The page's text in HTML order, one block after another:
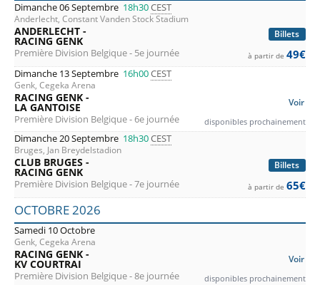
Dimanche 06 Septembre 18h30CEST
Anderlecht, Constant Vanden Stock Stadium
Billets
ANDERLECHT -
RACING GENK
Première Division Belgique - 5e journée à partir de 49€
Dimanche 13 Septembre 16h00CEST
Genk, Cegeka Arena
Voir
RACING GENK -
LA GANTOISE
Première Division Belgique - 6e journée disponibles prochainement
Dimanche 20 Septembre 18h30CEST
Bruges, Jan Breydelstadion
Billets
CLUB BRUGES -
RACING GENK
Première Division Belgique - 7e journée à partir de 65€
OCTOBRE 2026
Samedi 10 Octobre
Genk, Cegeka Arena
Voir
RACING GENK -
KV COURTRAI
Première Division Belgique - 8e journée disponibles prochainement